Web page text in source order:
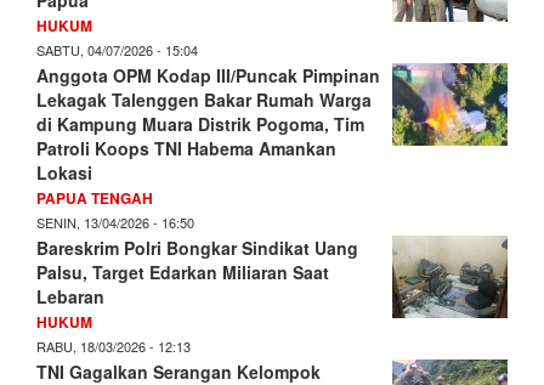
HUKUM
SABTU, 04/07/2026 - 15:04
Anggota OPM Kodap III/Puncak Pimpinan
Lekagak Talenggen Bakar Rumah Warga
di Kampung Muara Distrik Pogoma, Tim
Patroli Koops TNI Habema Amankan
Lokasi
PAPUA TENGAH
SENIN, 13/04/2026 - 16:50
Bareskrim Polri Bongkar Sindikat Uang
Palsu, Target Edarkan Miliaran Saat
Lebaran
HUKUM
RABU, 18/03/2026 - 12:13
TNI Gagalkan Serangan Kelompok